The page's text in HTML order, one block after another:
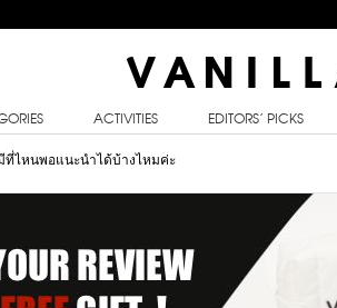
ACTIVITIES EDITORS’ PICKS
ที่ไหนพอแนะนำได้บ้างไหมค่ะ